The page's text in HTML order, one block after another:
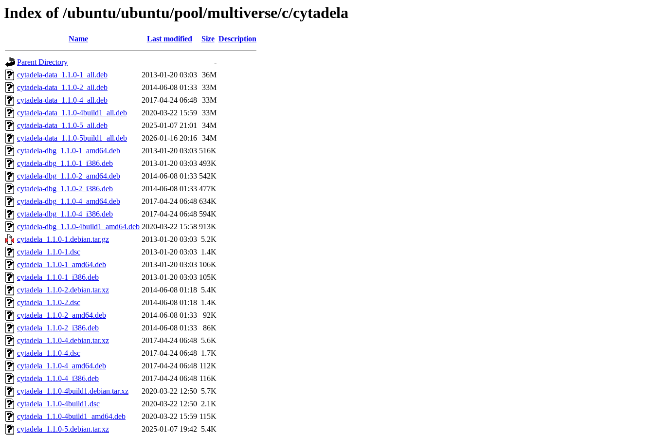
Index of /ubuntu/ubuntu/pool/multiverse/c/cytadela
Name Last modified Size Description
Parent Directory
-
cytadela-data_1.1.0-1_all.deb
2013-01-20 03:03 36M
cytadela-data_1.1.0-2_all.deb
2014-06-08 01:33 33M
cytadela-data_1.1.0-4_all.deb
2017-04-24 06:48 33M
cytadela-data_1.1.0-4build1_all.deb
2020-03-22 15:59 33M
cytadela-data_1.1.0-5_all.deb
2025-01-07 21:01
34M
cytadela-data_1.1.0-5build1_all.deb
2026-01-16 20:16 34M
cytadela-dbg_1.1.0-1_amd64.deb
2013-01-20 03:03 516K
cytadela-dbg_1.1.0-1_i386.deb
2013-01-20 03:03 493K
cytadela-dbg_1.1.0-2_amd64.deb
2014-06-08 01:33 542K
cytadela-dbg_1.1.0-2_i386.deb
2014-06-08 01:33 477K
cytadela-dbg_1.1.0-4_amd64.deb
2017-04-24 06:48 634K
cytadela-dbg_1.1.0-4_i386.deb
2017-04-24 06:48 594K
cytadela-dbg_1.1.0-4build1_amd64.deb 2020-03-22 15:58 913K
cytadela_1.1.0-1.debian.tar.gz
2013-01-20 03:03 5.2K
cytadela_1.1.0-1.dsc
2013-01-20 03:03 1.4K
cytadela_1.1.0-1_amd64.deb
2013-01-20 03:03 106K
cytadela_1.1.0-1_i386.deb
2013-01-20 03:03 105K
cytadela_1.1.0-2.debian.tar.xz
2014-06-08 01:18 5.4K
cytadela_1.1.0-2.dsc
2014-06-08 01:18 1.4K
cytadela_1.1.0-2_amd64.deb
2014-06-08 01:33
92K
cytadela_1.1.0-2_i386.deb
2014-06-08 01:33
86K
cytadela_1.1.0-4.debian.tar.xz
2017-04-24 06:48 5.6K
cytadela_1.1.0-4.dsc
2017-04-24 06:48 1.7K
cytadela_1.1.0-4_amd64.deb
2017-04-24 06:48 112K
cytadela_1.1.0-4_i386.deb
2017-04-24 06:48 116K
cytadela_1.1.0-4build1.debian.tar.xz
2020-03-22 12:50 5.7K
cytadela_1.1.0-4build1.dsc
2020-03-22 12:50 2.1K
cytadela_1.1.0-4build1_amd64.deb
2020-03-22 15:59 115K
cytadela_1.1.0-5.debian.tar.xz
2025-01-07 19:42 5.4K